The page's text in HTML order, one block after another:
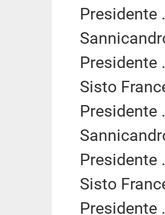
Presidente
Presidente
Sisto
Presidente
Presidente
Sisto
Presidente